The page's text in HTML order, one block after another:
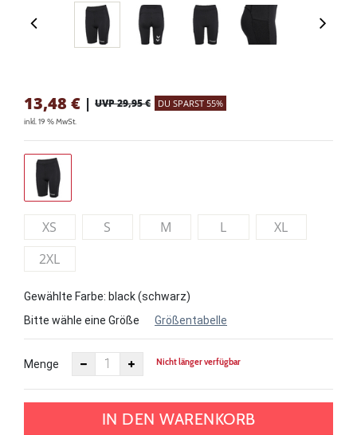
13,48 € | UVP 29,95 € DU SPARST 55%
inkl. 19 % MwSt.
XS S M L
XL
2XL
Gewählte Farbe: black (schwarz)
Bitte wähle eine Größe
Größentabelle
Menge Nicht länger verfügbar
IN DEN WARENKORB